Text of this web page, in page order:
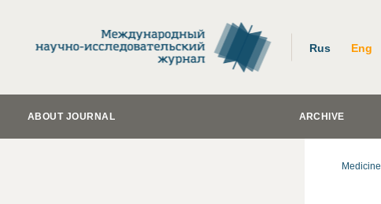
Rus Eng
ABOUT JOURNAL ARCHIVE
Medicine